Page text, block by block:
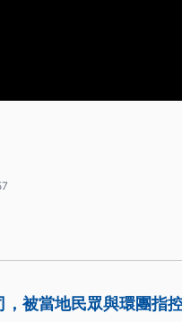
被當地民眾與環團指